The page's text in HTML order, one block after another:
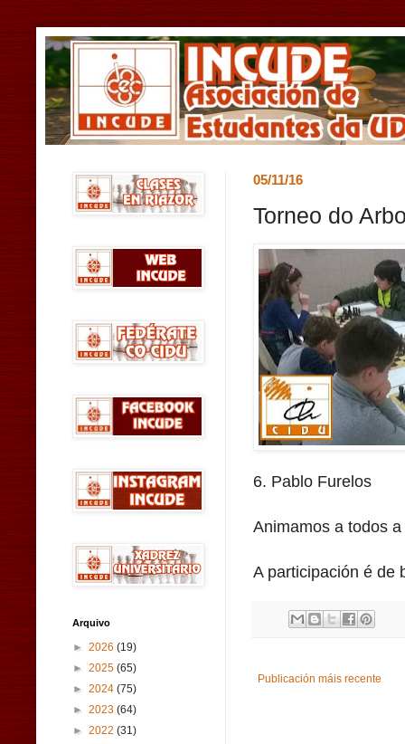
05/11/16
Torneo do
6. Pablo Furelos
Animamos a todos
A participación é de
Publicación máis recente
Arquivo
► 2026 (19)
► 2025 (65)
► 2024 (75)
► 2023 (64)
► 2022 (31)